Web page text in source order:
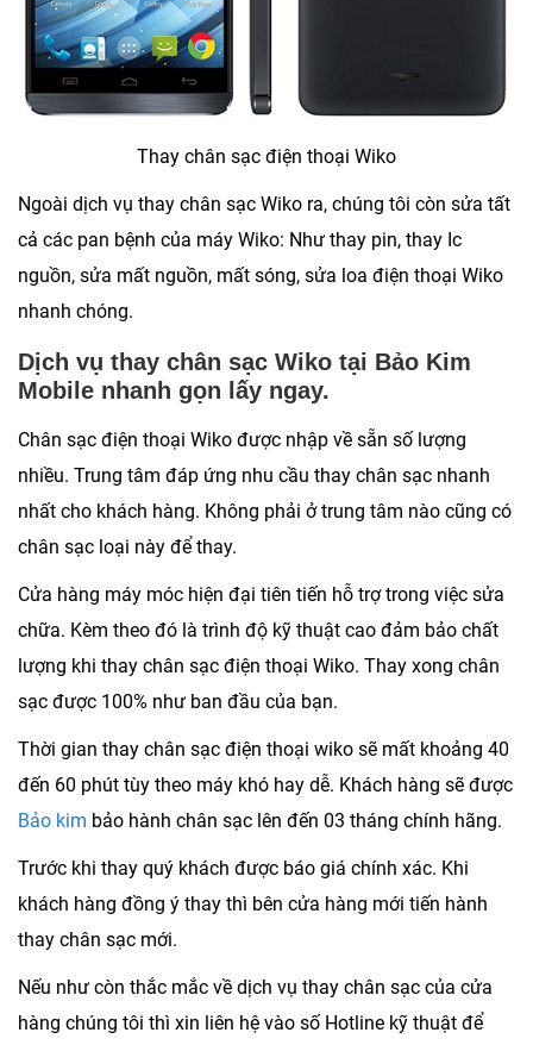
Thay chân sạc điện thoại Wiko
Ngoài dịch vụ thay chân sạc Wiko ra, chúng tôi còn sửa tất
cả các pan bệnh của máy Wiko: Như thay pin, thay Ic
nguồn, sửa mất nguồn, mất sóng, sửa loa điện thoại Wiko
nhanh chóng.
Dịch vụ thay chân sạc Wiko tại Bảo Kim
Mobile nhanh gọn lấy ngay.
Chân sạc điện thoại Wiko được nhập về sẵn số lượng
nhiều. Trung tâm đáp ứng nhu cầu thay chân sạc nhanh
nhất cho khách hàng. Không phải ở trung tâm nào cũng có
chân sạc loại này để thay.
Cửa hàng máy móc hiện đại tiên tiến hỗ trợ trong việc sửa
chữa. Kèm theo đó là trình độ kỹ thuật cao đảm bảo chất
lượng khi thay chân sạc điện thoại Wiko. Thay xong chân
sạc được 100% như ban đầu của bạn.
Thời gian thay chân sạc điện thoại wiko sẽ mất khoảng 40
đến 60 phút tùy theo máy khó hay dễ. Khách hàng sẽ được
Bảo kim bảo hành chân sạc lên đến 03 tháng chính hãng.
Trước khi thay quý khách được báo giá chính xác. Khi
khách hàng đồng ý thay thì bên cửa hàng mới tiến hành
thay chân sạc mới.
Nếu như còn thắc mắc về dịch vụ thay chân sạc của cửa
hàng chúng tôi thì xin liên hệ vào số Hotline kỹ thuật để